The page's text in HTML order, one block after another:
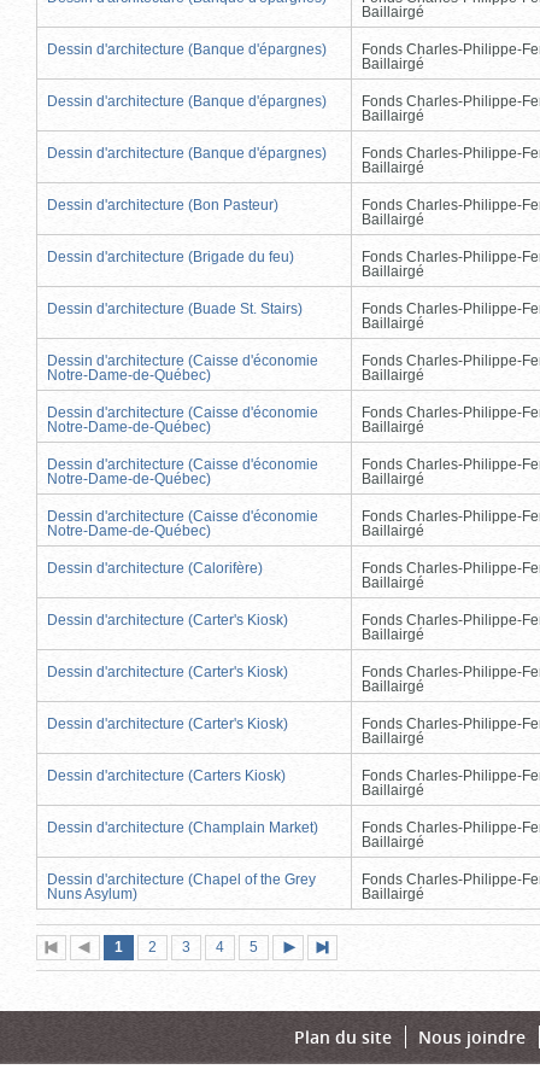
Baillairgé
Dessin d'architecture (Banque d'épargnes)
Fonds Charles-Philippe-
Baillairgé
Dessin d'architecture (Banque d'épargnes)
Fonds Charles-Philippe-
Baillairgé
Dessin d'architecture (Banque d'épargnes)
Fonds Charles-Philippe-
Baillairgé
Dessin d'architecture (Bon Pasteur)
Fonds Charles-Philippe-
Baillairgé
Dessin d'architecture (Brigade du feu)
Fonds Charles-Philippe-
Baillairgé
Dessin d'architecture (Buade St. Stairs)
Fonds Charles-Philippe-
Baillairgé
Dessin d'architecture (Caisse d'économie
Notre-Dame-de-Québec)
Fonds Charles-Philippe-
Baillairgé
Dessin d'architecture (Caisse d'économie
Notre-Dame-de-Québec)
Fonds Charles-Philippe-
Baillairgé
Dessin d'architecture (Caisse d'économie
Notre-Dame-de-Québec)
Fonds Charles-Philippe-
Baillairgé
Dessin d'architecture (Caisse d'économie
Notre-Dame-de-Québec)
Fonds Charles-Philippe-
Baillairgé
Dessin d'architecture (Calorifère)
Fonds Charles-Philippe-
Baillairgé
Dessin d'architecture (Carter's Kiosk)
Fonds Charles-Philippe-
Baillairgé
Dessin d'architecture (Carter's Kiosk)
Fonds Charles-Philippe-
Baillairgé
Dessin d'architecture (Carter's Kiosk)
Fonds Charles-Philippe-
Baillairgé
Dessin d'architecture (Carters Kiosk)
Fonds Charles-Philippe-
Baillairgé
Dessin d'architecture (Champlain Market)
Fonds Charles-Philippe-
Baillairgé
Dessin d'architecture (Chapel of the Grey
Nuns Asylum)
Fonds Charles-Philippe-
Baillairgé
Première
page
Page
précédente
Page
1 (page
actuelle)
Page
2 Page
3 Page
4 Page
5
suivante
page
Plan du site Nous joindre